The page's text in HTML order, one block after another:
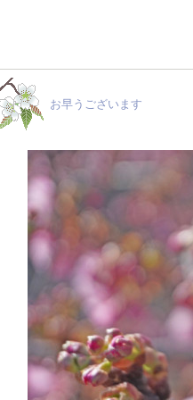
お早うございます